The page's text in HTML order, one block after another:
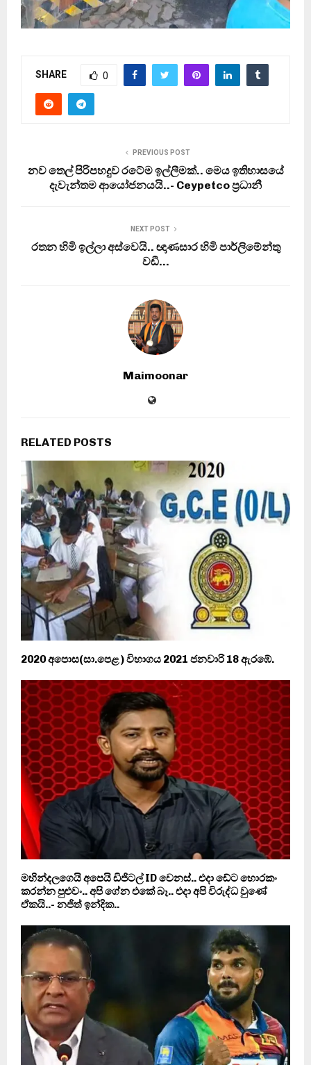
SHARE 0
PREVIOUS POST
නව තෙල් පිරිපහදුව රටේම ඉල්ලීමක්.. මෙය ඉතිහාසයේ
දැවැන්තම ආයෝජනයයි..- Ceypetco ප‍්‍රධානී
NEXT POST
රතන හිමි ඉල්ලා අස්වෙයි.. ඥාණසාර හිමි පාර්ලිමේන්තු
වඩී…
Maimoonar
RELATED POSTS
2020 අපොස(සා.පෙළ ) විභාගය 2021 ජනවාරි 18 ඇරඹේ.
මහින්දලගෙයි අපෙයි ඩිජිටල් ID වෙනස්.. එදා ඩේට හොරකං
කරන්න පුළුවං.. අපි ගේන එකේ බෑ.. එදා අපි විරුද්ධ වුණේ
ඒකයි..- නජිත් ඉන්දික..